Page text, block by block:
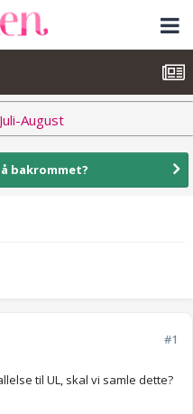
Juli-August
bakrommet?
#1
til UL, skal vi samle dette?